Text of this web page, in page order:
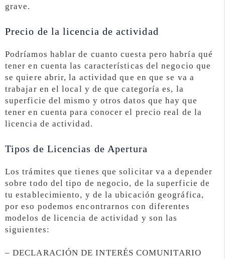
grave.
Precio de la licencia de actividad
Podríamos hablar de cuanto cuesta pero habría qué
tener en cuenta las características del negocio que
se quiere abrir, la actividad que en que se va a
trabajar en el local y de que categoría es, la
superficie del mismo y otros datos que hay que
tener en cuenta para conocer el precio real de la
licencia de actividad.
Tipos de Licencias de Apertura
Los trámites que tienes que solicitar va a depender
sobre todo del tipo de negocio, de la superficie de
tu establecimiento, y de la ubicación geográfica,
por eso podemos encontrarnos con diferentes
modelos de licencia de actividad y son las
siguientes:
– DECLARACIÓN DE INTERÉS COMUNITARIO